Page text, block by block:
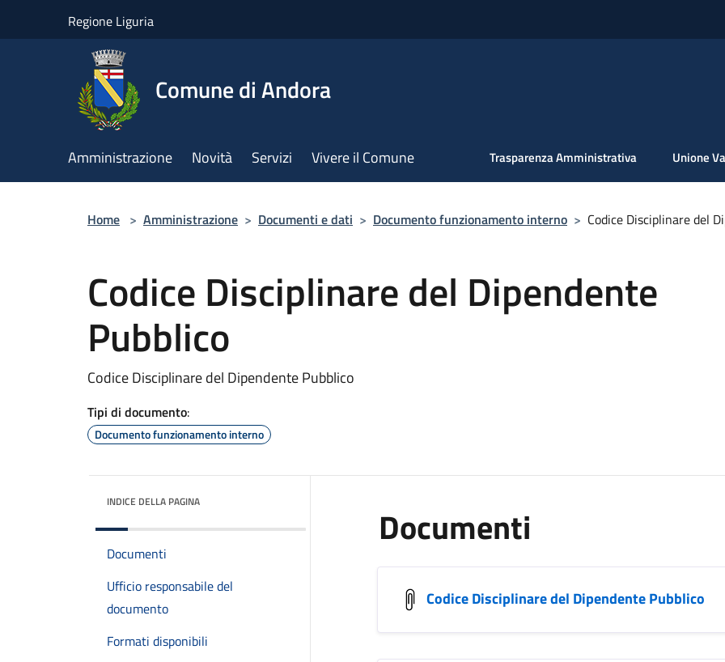
Regione Liguria
Comune di Andora
Amministrazione Novità Servizi Vivere il Comune Trasparenza Amministrativa Unione
Home > Amministrazione > Documenti e dati > Documento funzionamento interno > Codice Disciplinare del
Codice Disciplinare del Dipendente
Pubblico
Codice Disciplinare del Dipendente Pubblico
Tipi di documento:
Documento funzionamento interno
INDICE DELLA PAGINA
Documenti
Ufficio responsabile del
documento
Formati disponibili
Documenti
Codice Disciplinare del Dipendente Pubblico